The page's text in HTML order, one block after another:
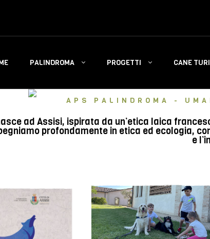
PALINDROMA PROGETTI CANE
APS PALINDROMA -
ad Assisi, ispirata da un’etica laica
profondamente in etica ed ecologia,
e